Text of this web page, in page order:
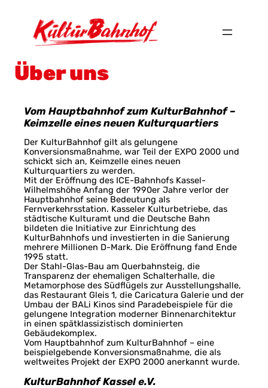
Über uns
Vom Hauptbahnhof zum KulturBahnhof –
Keimzelle eines neuen Kulturquartiers
Der KulturBahnhof gilt als gelungene
Konversionsmaßnahme, war Teil der EXPO 2000 und
schickt sich an, Keimzelle eines neuen
Kulturquartiers zu werden.
Mit der Eröffnung des ICE-Bahnhofs Kassel-
Wilhelmshöhe Anfang der 1990er Jahre verlor der
Hauptbahnhof seine Bedeutung als
Fernverkehrsstation. Kasseler Kulturbetriebe, das
städtische Kulturamt und die Deutsche Bahn
bildeten die Initiative zur Einrichtung des
KulturBahnhofs und investierten in die Sanierung
mehrere Millionen D-Mark. Die Eröffnung fand Ende
1995 statt.
Der Stahl-Glas-Bau am Querbahnsteig, die
Transparenz der ehemaligen Schalterhalle, die
Metamorphose des Südflügels zur Ausstellungshalle,
das Restaurant Gleis 1, die Caricatura Galerie und der
Umbau der BALi Kinos sind Paradebeispiele für die
gelungene Integration moderner Binnenarchitektur
in einen spätklassizistisch dominierten
Gebäudekomplex.
Vom Hauptbahnhof zum KulturBahnhof – eine
beispielgebende Konversionsmaßnahme, die als
weltweites Projekt der EXPO 2000 anerkannt wurde.
KulturBahnhof Kassel e.V.